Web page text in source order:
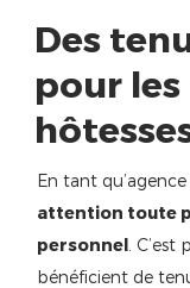
Des
pour
En tant qu’agence
attention toute
personnel .
bénéficient de